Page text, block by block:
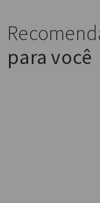
para você